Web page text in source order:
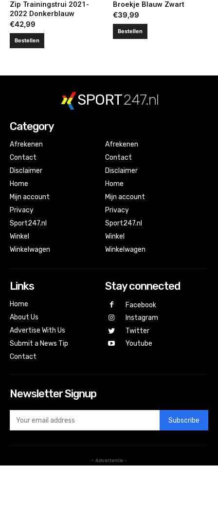
Zip Trainingstrui 2021-
2022 Donkerblauw
€42,99
Bestellen
Broekje Blauw Zwart
€39,99
Bestellen
SPORT247.nl
Category
Afrekenen
Contact
Disclaimer
Home
Mijn account
Privacy
Sport247.nl
Winkel
Winkelwagen
Afrekenen
Contact
Disclaimer
Home
Mijn account
Privacy
Sport247.nl
Winkel
Winkelwagen
Links
Home
About Us
Advertise With Us
Submit a News Tip
Contact
Stay connected
Facebook
Instagram
Twitter
Youtube
Newsletter Signup
Subscribe
- Advertentie -